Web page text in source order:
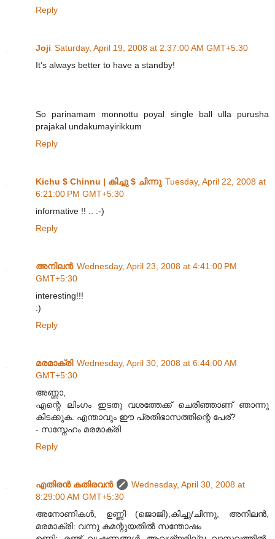
Reply
Joji Saturday, April 19, 2008 at 2:37:00 AM GMT+5:30
It’s always better to have a standby!
So parinamam monnottu poyal single ball ulla purusha
prajakal undakumayirikkum
Reply
Kichu $ Chinnu | കിച്ചു $ ചിന്നു Tuesday, April 22, 2008 at
6:21:00 PM GMT+5:30
informative !! .. :-)
Reply
അനിലൻ Wednesday, April 23, 2008 at 4:41:00 PM
GMT+5:30
interesting!!!
:)
Reply
മരമാക്രി Wednesday, April 30, 2008 at 6:44:00 AM
GMT+5:30
അണ്ണാ,
എന്റെ ലിംഗം ഇടതു വശത്തേക്ക് ചെരിഞ്ഞാണ്‌ ഞാന്നു
കിടക്കുക. എന്താവും ഈ പ്രതിഭാസത്തിന്റെ പേര്?
- സസ്നേഹം മരമാക്രി
Reply
എതിരന്‍ കതിരവന്‍
Wednesday, April 30, 2008 at
8:29:00 AM GMT+5:30
അനോണികള്‍, ഉണ്ണി (ജൊജി),കിച്ചു/ചിന്നു, അനിലന്‍,
മരമാക്രി: വന്നു കമന്റുയതില്‍ സന്തോഷം